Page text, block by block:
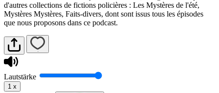
d'autres collections de fictions policières : Les Mystères de l'été,
Mystères Mystères, Faits-divers, dont sont issus tous les épisodes
que nous proposons dans ce podcast.
Lautstärke
1 x